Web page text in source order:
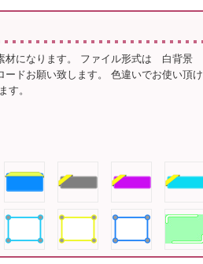
材になります。 ファイル形式は 白背景
ドお願い致します。 色違いでお使い頂け
す。